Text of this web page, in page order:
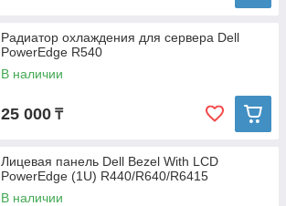
Радиатор охлаждения для сервера Dell
PowerEdge R540
В наличии
25 000 ₸
Лицевая панель Dell Bezel With LCD
PowerEdge (1U) R440/R640/R6415
В наличии